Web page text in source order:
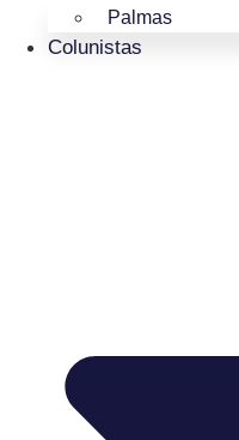
Palmas
Colunistas